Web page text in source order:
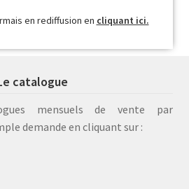
en rediffusion en cliquant ici.
catalogue
mensuels de vente par
demande en cliquant sur :